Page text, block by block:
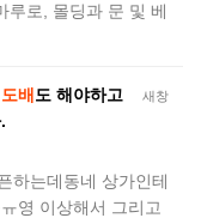
루로, 몰딩과 문 및 베
새창
도배 도 해야하고
하는데동네 상가인테
영 이상해서 그리고